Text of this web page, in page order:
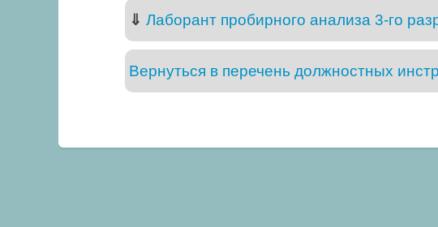
⇓ Лаборант пробирного анализа 3-го
Вернуться в перечень должностных